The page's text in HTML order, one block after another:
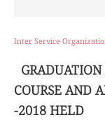
Inter Service
COURSE AND
-2018 HELD